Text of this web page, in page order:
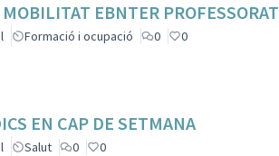
EBNTER PROFESSORAT
Formació i ocupació 0 0
EN CAP DE SETMANA
Salut 0 0